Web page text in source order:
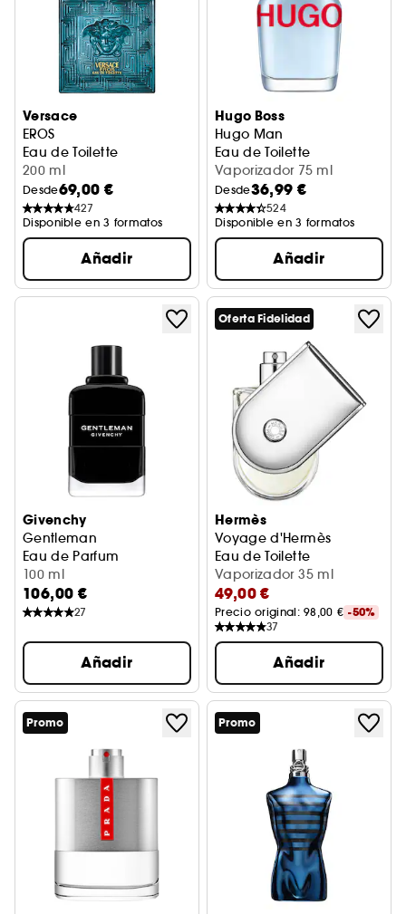
Versace
EROS
Eau de Toilette
200 ml
Desde69,00 €
427
Disponible en 3 formatos
Añadir
Hugo Boss
Hugo Man
Eau de Toilette
Vaporizador 75 ml
Desde36,99 €
524
Disponible en 3 formatos
Añadir
Givenchy
Gentleman
Eau de Parfum
100 ml
106,00 €
27
Añadir
Oferta Fidelidad
Hermès
Voyage d'Hermès
Eau de Toilette
Vaporizador 35 ml
49,00 €
Precio original: 98,00 € -50%
37
Añadir
Promo Promo